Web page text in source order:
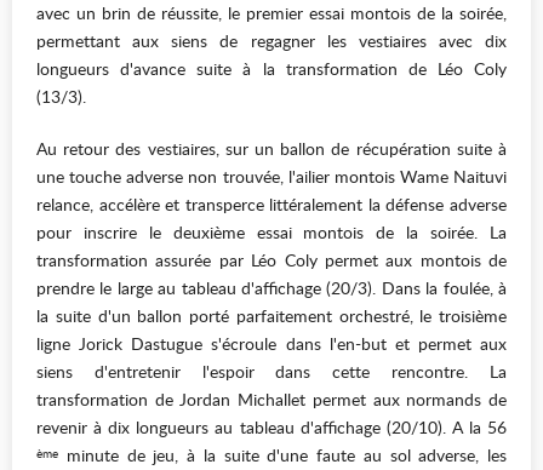
avec un brin de réussite, le premier essai montois de la soirée,
permettant aux siens de regagner les vestiaires avec dix
longueurs d'avance suite à la transformation de Léo Coly
(13/3).
Au retour des vestiaires, sur un ballon de récupération suite à
une touche adverse non trouvée, l'ailier montois Wame Naituvi
relance, accélère et transperce littéralement la défense adverse
pour inscrire le deuxième essai montois de la soirée. La
transformation assurée par Léo Coly permet aux montois de
prendre le large au tableau d'affichage (20/3). Dans la foulée, à
la suite d'un ballon porté parfaitement orchestré, le troisième
ligne Jorick Dastugue s'écroule dans l'en-but et permet aux
siens d'entretenir l'espoir dans cette rencontre. La
transformation de Jordan Michallet permet aux normands de
revenir à dix longueurs au tableau d'affichage (20/10). A la 56
ème minute de jeu, à la suite d'une faute au sol adverse, les